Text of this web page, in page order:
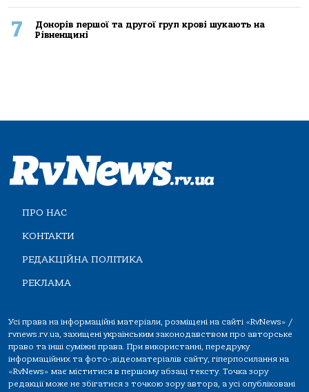
7
Донорів першої та другої груп крові шукають на
Рівненщині
ПРО НАС
КОНТАКТИ
РЕДАКЦІЙНА ПОЛІТИКА
РЕКЛАМА
Усі права на інформаційні матеріали, розміщені на сайті «RvNews» /
rvnews.rv.ua, захищені українським законодавством про авторське
право та інші суміжні права. При використанні, передруку
інформаційних та фото-,відеоматеріалів сайту, гіперпосилання на
«RvNews» має міститися в першому абзаці тексту. Точка зору
редакції може не збігатися з точкою зору автора, а усі опубліковані